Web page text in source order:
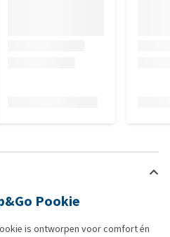
Pookie
is ontworpen voor comfort én